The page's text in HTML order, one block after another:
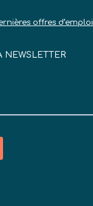
offres d’emploi
NEWSLETTER